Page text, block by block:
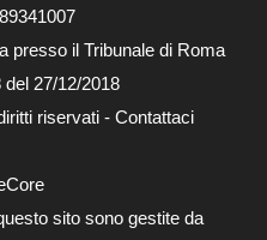
presso il Tribunale di Roma
del 27/12/2018
riservati - Contattaci
sito sono gestite da